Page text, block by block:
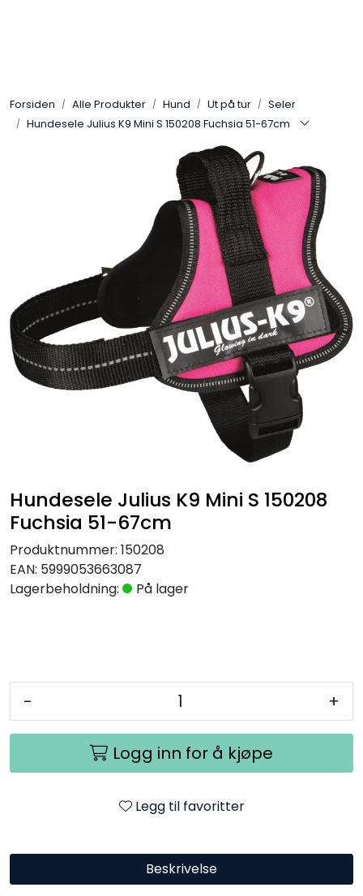
Forsiden Alle Produkter Hund Ut på tur
Seler
Hundesele Julius K9 Mini S 150208 Fuchsia 51-67cm
Hundesele Julius K9 Mini S 150208
Fuchsia 51-67cm
Produktnummer: 150208
EAN: 5999053663087
Lagerbeholdning:
På lager
- +
Logg inn for å kjøpe
Legg til favoritter
Beskrivelse
Leverandører